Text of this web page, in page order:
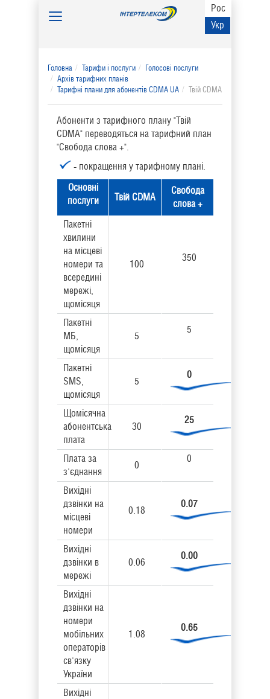
Рос
Укр
Toggle
Головна Тарифи і послуги
Голосові послуги
Архів тарифних планів
Тарифні плани для абонентів CDMA UA
Твій CDMA
Абоненти з тарифного плану "Твій
CDMA" переводяться на тарифний план
"Свобода слова +".
- покращення у тарифному планi.
Основнi
послуги
Твій CDMA
Свобода
слова +
Пакетні
хвилини
на місцеві
номери та
всередині
мережі,
щомісяця
100
350
Пакетні
МБ,
щомісяця
5
5
Пакетні
SMS,
щомісяця
5
0
Щомісячна
абонентська
плата
30
25
Плата за
з'єднання
0
0
Вихідні
дзвінки на
місцеві
номери
0.18
0.07
Вихідні
дзвінки в
мережі
0.06
0.00
Вихідні
дзвінки на
номери
мобільних
операторів
св'язку
України
1.08
0.65
Вихідні